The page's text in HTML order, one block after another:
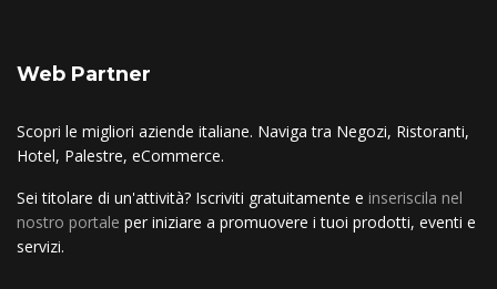
Web Partner
Scopri le migliori aziende italiane. Naviga tra Negozi, Ristoranti,
Hotel, Palestre, eCommerce.
Sei titolare di un'attività? Iscriviti gratuitamente e inseriscila nel
nostro portale per iniziare a promuovere i tuoi prodotti, eventi e
servizi.